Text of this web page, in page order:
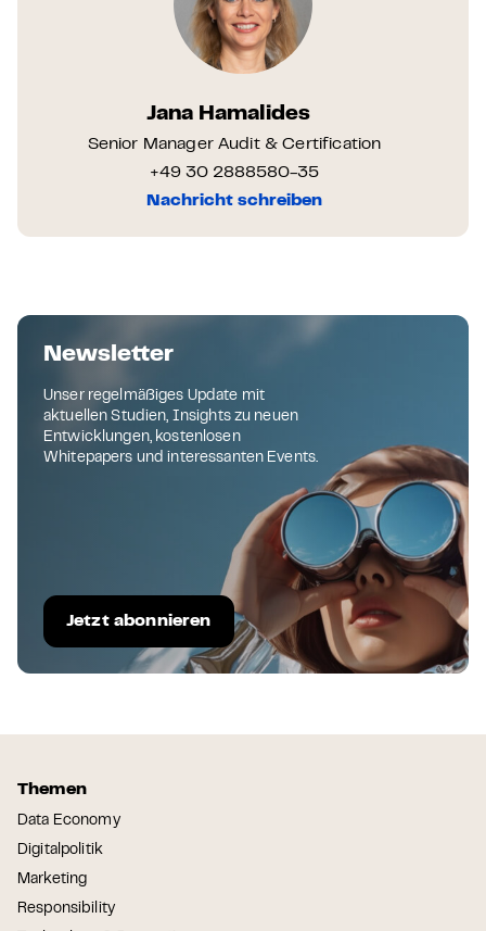
Jana Hamalides
Senior Manager Audit & Certification
+49 30 2888580-35
Nachricht schreiben
Newsletter
Unser regelmäßiges Update mit
aktuellen Studien, Insights zu neuen
Entwicklungen, kostenlosen
Whitepapers und interessanten Events.
Jetzt abonnieren
Themen
Data Economy
Digitalpolitik
Marketing
Responsibility